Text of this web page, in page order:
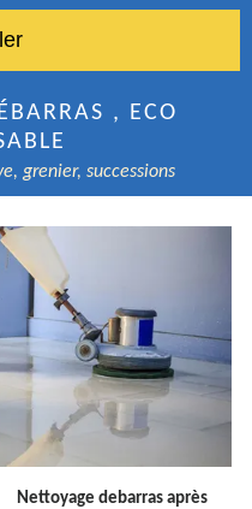
, ECO
grenier, successions
Nettoyage debarras après